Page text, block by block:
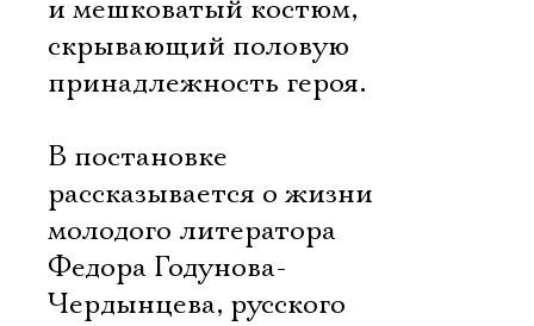
и мешковатый костюм,
скрывающий половую
принадлежность героя.
В постановке
рассказывается о жизни
молодого литератора
Федора Годунова-
Чердынцева, русского